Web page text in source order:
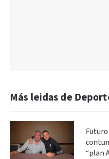
Más leidas de
Futuro
“plan